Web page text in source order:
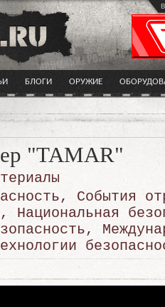
БЛОГИ ОРУЖИЕ
"TAMAR"
, События
, Национальная
,